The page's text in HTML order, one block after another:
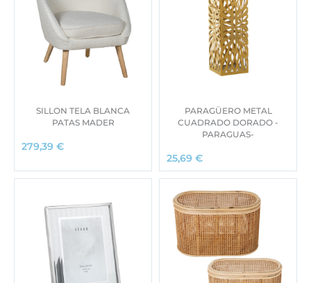
SILLON TELA BLANCA
PATAS MADER
279,39 €
PARAGÜERO METAL
CUADRADO DORADO -
PARAGUAS-
25,69 €